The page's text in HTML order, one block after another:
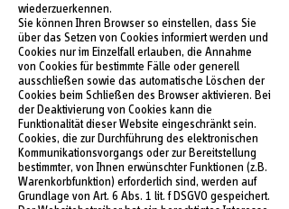
wiederzuerkennen.
Sie können Ihren Browser so einstellen, dass Sie
über das Setzen von Cookies informiert werden und
Cookies nur im Einzelfall erlauben, die Annahme
von Cookies für bestimmte Fälle oder generell
ausschließen sowie das automatische Löschen der
Cookies beim Schließen des Browser aktivieren. Bei
der Deaktivierung von Cookies kann die
Funktionalität dieser Website eingeschränkt sein.
Cookies, die zur Durchführung des elektronischen
Kommunikationsvorgangs oder zur Bereitstellung
bestimmter, von Ihnen erwünschter Funktionen (z.B.
Warenkorbfunktion) erforderlich sind, werden auf
Grundlage von Art. 6 Abs. 1 lit. f DSGVO gespeichert.